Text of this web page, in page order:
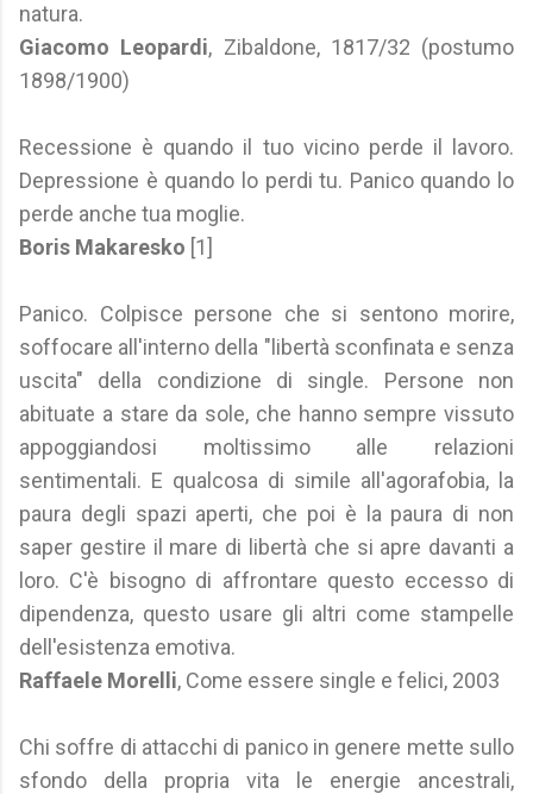
natura.
Giacomo Leopardi, Zibaldone, 1817/32 (postumo
1898/1900)
Recessione è quando il tuo vicino perde il lavoro.
Depressione è quando lo perdi tu. Panico quando lo
perde anche tua moglie.
Boris Makaresko [1]
Panico. Colpisce persone che si sentono morire,
soffocare all'interno della "libertà sconfinata e senza
uscita" della condizione di single. Persone non
abituate a stare da sole, che hanno sempre vissuto
appoggiandosi moltissimo alle relazioni
sentimentali. E qualcosa di simile all'agorafobia, la
paura degli spazi aperti, che poi è la paura di non
saper gestire il mare di libertà che si apre davanti a
loro. C'è bisogno di affrontare questo eccesso di
dipendenza, questo usare gli altri come stampelle
dell'esistenza emotiva.
Raffaele Morelli, Come essere single e felici, 2003
Chi soffre di attacchi di panico in genere mette sullo
sfondo della propria vita le energie ancestrali,